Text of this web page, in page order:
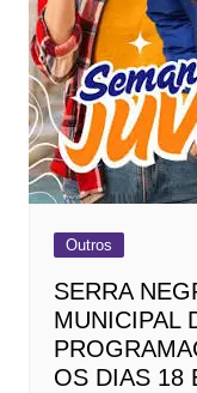
Outros
SERRA
MUNICIPAL
OS DIAS 18